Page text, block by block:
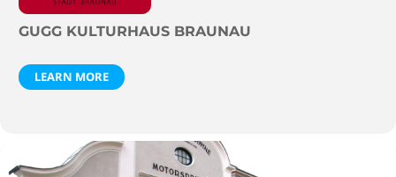
GUGG KULTURHAUS BRAUNAU
LEARN MORE